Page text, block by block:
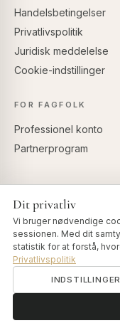
Handelsbetingelser
Privatlivspolitik
Juridisk meddelelse
Cookie-indstillinger
FOR FAGFOLK
Professionel konto
Partnerprogram
Dit privatliv
Vi bruger nødvendige
sessionen. Med dit
statistik for at forstå,
Privatlivspolitik
INDSTILLINGER